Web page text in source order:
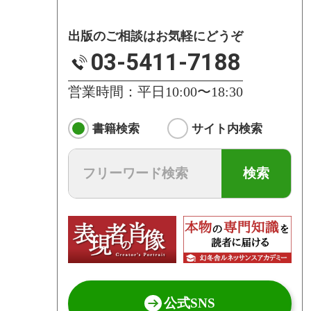
出版のご相談はお気軽にどうぞ
03-5411-7188
営業時間：平日10:00〜18:30
書籍検索 サイト内検索
検索
公式SNS